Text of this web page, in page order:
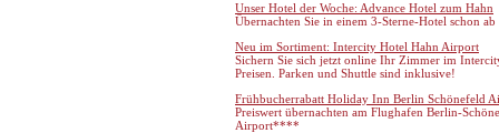
Unser Hotel der Woche: Advance Hotel zum Hahn
Übernachten Sie in einem 3-Sterne-Hotel schon
Neu im Sortiment: Intercity Hotel Hahn Airport
Sichern Sie sich jetzt online Ihr Zimmer im
Preisen. Parken und Shuttle sind inklusive!
Frühbucherrabatt Holiday Inn Berlin Schönefeld
Preiswert übernachten am Flughafen Berlin-
Airport****